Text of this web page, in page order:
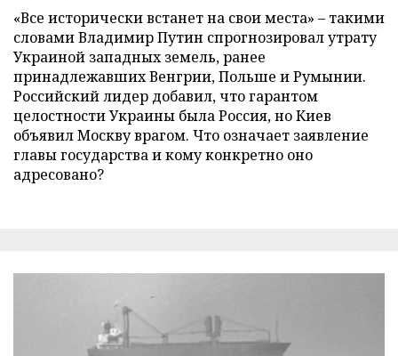
«Все исторически встанет на свои места» – такими
словами Владимир Путин спрогнозировал утрату
Украиной западных земель, ранее
принадлежавших Венгрии, Польше и Румынии.
Российский лидер добавил, что гарантом
целостности Украины была Россия, но Киев
объявил Москву врагом. Что означает заявление
главы государства и кому конкретно оно
адресовано?